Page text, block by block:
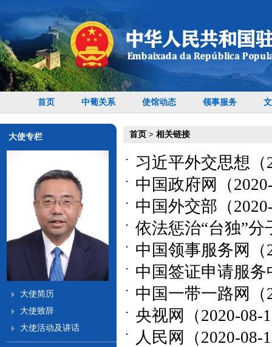
首页 中葡关系 使馆动态 领事服务
大使专栏
大使简历
大使致辞
大使活动及讲话
首页 > 相关链接
习近平外交思想（
中国政府网（
中国外交部（
依法惩治“台独”分
中国领事服务网（
中国签证申请服务
中国一带一路网（
央视网（2020-08-
人民网（2020-08-